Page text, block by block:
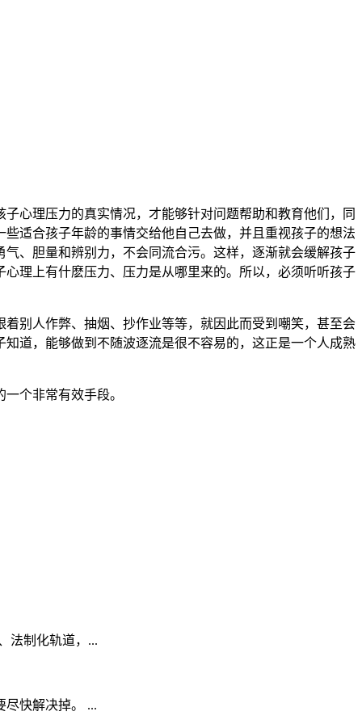
心理压力的真实情况，才能够针对问题帮助和教育他们，同
适合孩子年龄的事情交给他自己去做，并且重视孩子的想法
、胆量和辨别力，不会同流合污。这样，逐渐就会缓解孩子
理上有什麽压力、压力是从哪里来的。所以，必须听听孩子
别人作弊、抽烟、抄作业等等，就因此而受到嘲笑，甚至会
道，能够做到不随波逐流是很不容易的，这正是一个人成熟
个非常有效手段。
法制化轨道，...
尽快解决掉。 ...